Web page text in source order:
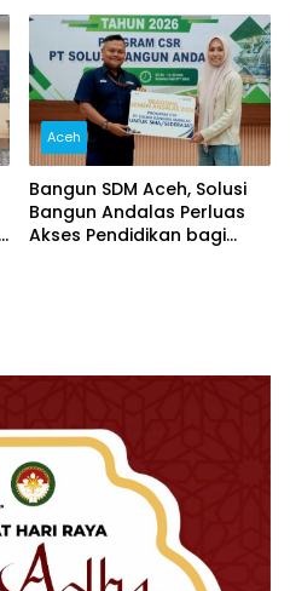
Berjalan Profesional dan
Transparan
Aceh
Bangun SDM Aceh, Solusi
Bangun Andalas Perluas
Akses Pendidikan bagi